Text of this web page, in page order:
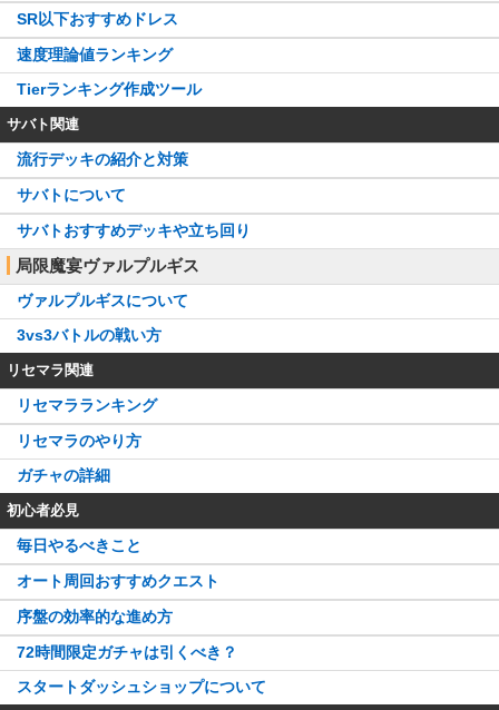
SR以下おすすめドレス
速度理論値ランキング
Tierランキング作成ツール
サバト関連
流行デッキの紹介と対策
サバトについて
サバトおすすめデッキや立ち回り
局限魔宴ヴァルプルギス
ヴァルプルギスについて
3vs3バトルの戦い方
リセマラ関連
リセマラランキング
リセマラのやり方
ガチャの詳細
初心者必見
毎日やるべきこと
オート周回おすすめクエスト
序盤の効率的な進め方
72時間限定ガチャは引くべき？
スタートダッシュショップについて